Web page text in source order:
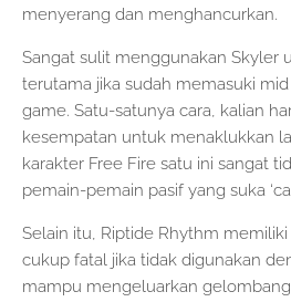
menyerang dan menghancurkan.
Sangat sulit menggunakan Skyler
terutama jika sudah memasuki
game. Satu-satunya cara, kalian
kesempatan untuk menaklukkan
karakter Free Fire satu ini sangat
pemain-pemain pasif yang suka
Selain itu, Riptide Rhythm
cukup fatal jika tidak digunakan
mampu mengeluarkan